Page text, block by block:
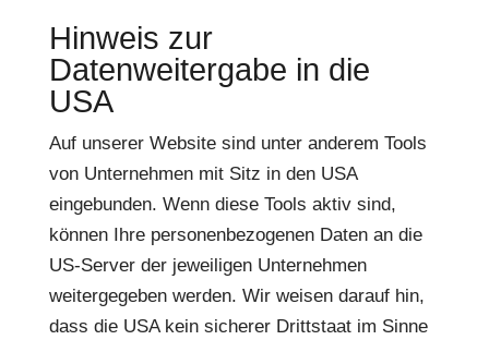
Hinweis zur
Datenweitergabe in die
USA
Auf unserer Website sind unter anderem Tools
von Unternehmen mit Sitz in den USA
eingebunden. Wenn diese Tools aktiv sind,
können Ihre personenbezogenen Daten an die
US-Server der jeweiligen Unternehmen
weitergegeben werden. Wir weisen darauf hin,
dass die USA kein sicherer Drittstaat im Sinne